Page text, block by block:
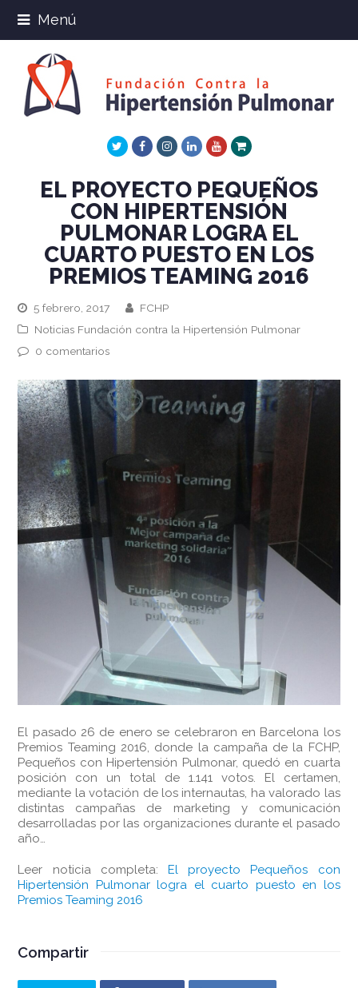
Menú
TwitterFacebookInstagram
LinkedInYoutube
Xing
EL PROYECTO PEQUEÑOS
CON HIPERTENSIÓN
PULMONAR LOGRA EL
CUARTO PUESTO EN LOS
PREMIOS TEAMING 2016
5 febrero, 2017
FCHP
Noticias Fundación contra la Hipertensión Pulmonar
0 comentarios
El pasado 26 de enero se celebraron en Barcelona los
Premios Teaming 2016, donde la campaña de la FCHP,
Pequeños con Hipertensión Pulmonar, quedó en cuarta
posición con un total de 1.141 votos. El certamen,
mediante la votación de los internautas, ha valorado las
distintas campañas de marketing y comunicación
desarrolladas por las organizaciones durante el pasado
año…
Leer noticia completa:
El proyecto Pequeños con
Hipertensión Pulmonar logra el cuarto puesto en los
Premios Teaming 2016
Compartir